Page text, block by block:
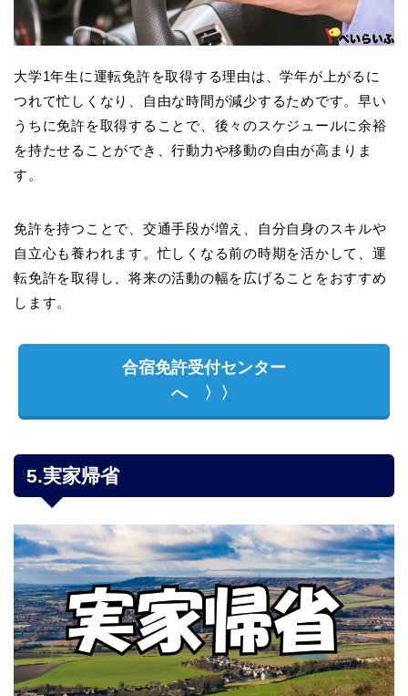
大学1年生に運転免許を取得する理由は、学年が上がるに
つれて忙しくなり、自由な時間が減少するためです。早い
うちに免許を取得することで、後々のスケジュールに余裕
を持たせることができ、行動力や移動の自由が高まりま
す。
免許を持つことで、交通手段が増え、自分自身のスキルや
自立心も養われます。忙しくなる前の時期を活かして、運
転免許を取得し、将来の活動の幅を広げることをおすすめ
します。
合宿免許受付センター
へ 〉〉
5.実家帰省